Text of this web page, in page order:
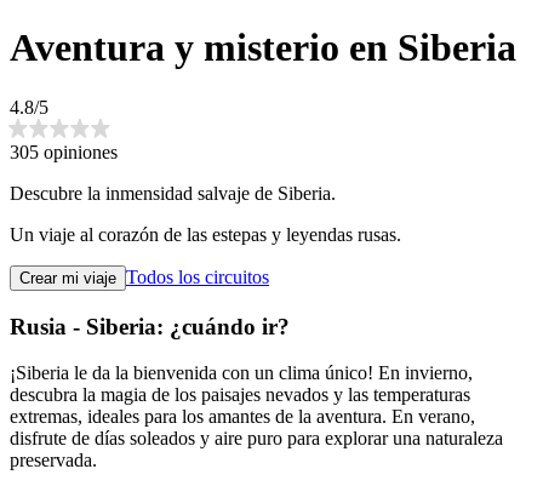
Aventura y misterio en Siberia
4.8/5
305 opiniones
Descubre la inmensidad salvaje de Siberia.
Un viaje al corazón de las estepas y leyendas rusas.
Crear mi viaje Todos los circuitos
Rusia - Siberia: ¿cuándo ir?
¡Siberia le da la bienvenida con un clima único! En invierno,
descubra la magia de los paisajes nevados y las temperaturas
extremas, ideales para los amantes de la aventura. En verano,
disfrute de días soleados y aire puro para explorar una naturaleza
preservada.